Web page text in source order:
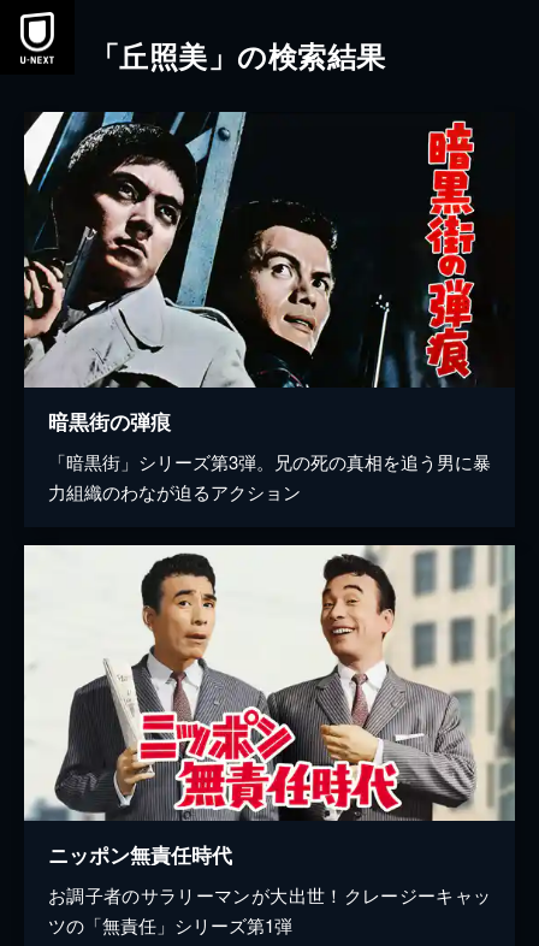
本文へスキップ
「丘照美」の検索結果
暗黒街の弾痕
「暗黒街」シリーズ第3弾。兄の死の真相を追う男に暴
力組織のわなが迫るアクション
ニッポン無責任時代
お調子者のサラリーマンが大出世！クレージーキャッ
ツの「無責任」シリーズ第1弾